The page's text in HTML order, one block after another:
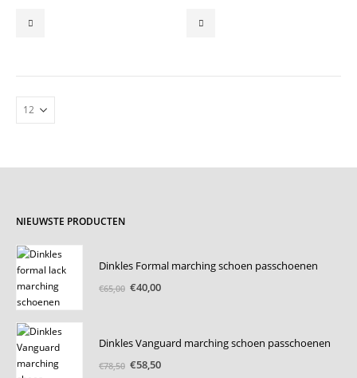
NIEUWSTE PRODUCTEN
Dinkles Formal marching schoen passchoenen
€65,00 Oorspronkelijke
€40,00Huidige
Dinkles Vanguard marching schoen passchoenen
€78,50 Oorspronkelijke
€58,50Huidige